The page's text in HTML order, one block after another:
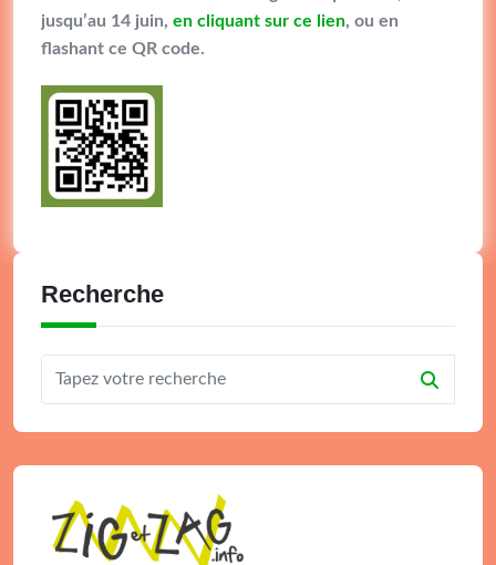
jusqu’au 14 juin, en cliquant sur ce lien, ou en
flashant ce QR code.
Recherche